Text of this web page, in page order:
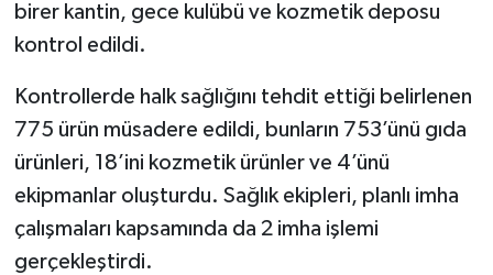
birer kantin, gece kulübü ve kozmetik deposu
kontrol edildi.
Kontrollerde halk sağlığını tehdit ettiği belirlenen
775 ürün müsadere edildi, bunların 753’ünü gıda
ürünleri, 18’ini kozmetik ürünler ve 4’ünü
ekipmanlar oluşturdu. Sağlık ekipleri, planlı imha
çalışmaları kapsamında da 2 imha işlemi
gerçekleştirdi.